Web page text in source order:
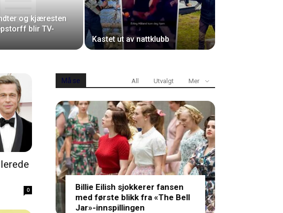
og kjæresten
blir TV-
Kastet ut av nattklubb
0
Må se All Utvalgt Mer
Billie Eilish sjokkerer fansen
med første blikk fra «The Bell
Jar»-innspillingen